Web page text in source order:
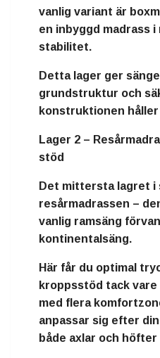
vanlig variant är
en inbyggd madrass
stabilitet.
Detta lager ger
grundstruktur och
konstruktionen
Lager 2 –
stöd
Det mittersta lagret i
resårmadrassen –
vanlig ramsäng
kontinentalsäng.
Här får du optimal
kroppsstöd tack
med flera
anpassar sig efter
både axlar och